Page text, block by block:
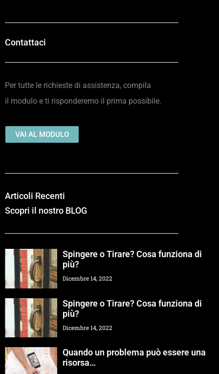
Contattaci
Per tutte le richieste di assistenza, compila
il modulo e ti risponderemo il prima possibile.
VAI AL MODULO
Articoli Recenti
Scopri il nostro BLOG
Spingere o Tirare? Cosa funziona di
più?
Dicembre 14, 2022
Spingere o Tirare? Cosa funziona di
più?
Dicembre 14, 2022
Quando un problema può essere una
risorsa…